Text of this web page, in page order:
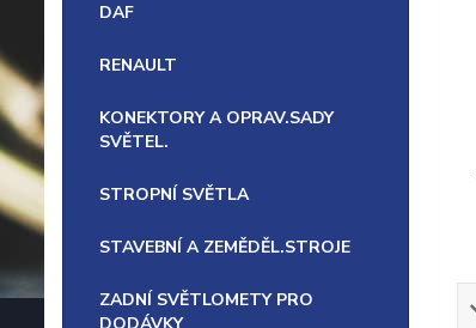
DAF
RENAULT
KONEKTORY A OPRAV.SADY
SVĚTEL.
STROPNÍ SVĚTLA
STAVEBNÍ A ZEMĚDĚL.STROJE
ZADNÍ SVĚTLOMETY PRO